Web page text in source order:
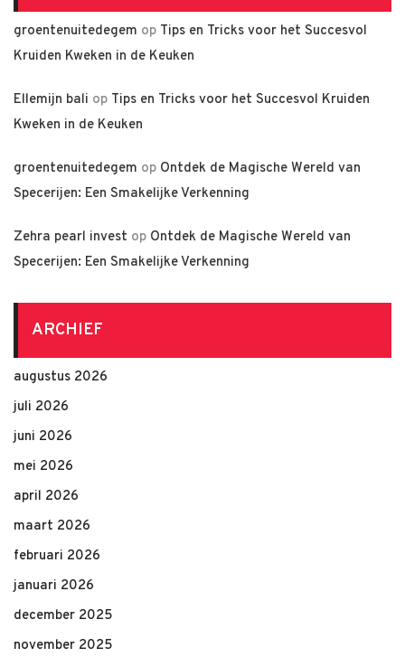
groentenuitedegem op Tips en Tricks voor het Succesvol
Kruiden Kweken in de Keuken
Ellemijn bali op Tips en Tricks voor het Succesvol Kruiden
Kweken in de Keuken
groentenuitedegem op Ontdek de Magische Wereld van
Specerijen: Een Smakelijke Verkenning
Zehra pearl invest op Ontdek de Magische Wereld van
Specerijen: Een Smakelijke Verkenning
ARCHIEF
augustus 2026
juli 2026
juni 2026
mei 2026
april 2026
maart 2026
februari 2026
januari 2026
december 2025
november 2025